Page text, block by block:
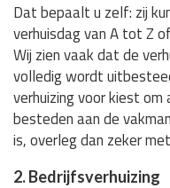
Dat bepaalt u zelf: zij
verhuisdag van A tot Z
Wij zien vaak dat de
volledig wordt
verhuizing voor kiest
besteden aan de
is, overleg dan zeker
2. Bedrijfsverhuizing